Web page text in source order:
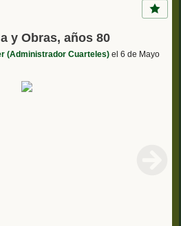
y Obras, años 80
(Administrador Cuarteles) el 6 de Mayo